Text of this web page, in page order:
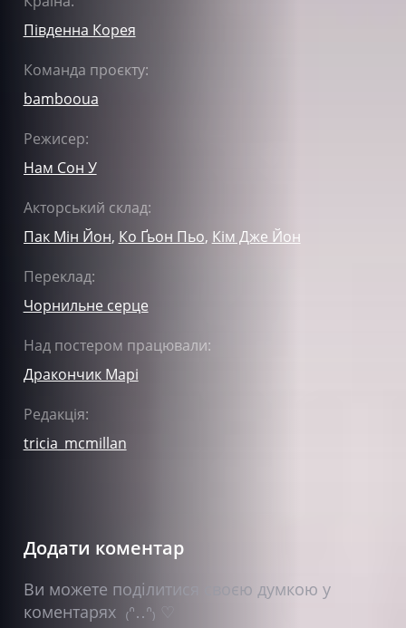
Південна Корея
Команда проєкту:
bambooua
Режисер:
Нам Сон У
Акторський склад:
Пак Мін Йон, Ко Ґьон Пьо, Кім Дже Йон
Переклад:
Чорнильне серце
Над постером працювали:
Дракончик Марі
Редакція:
tricia_mcmillan
Додати коментар
Ви можете поділитися своєю думкою у
коментарях ₍ᐢ‥ᐢ₎ ♡